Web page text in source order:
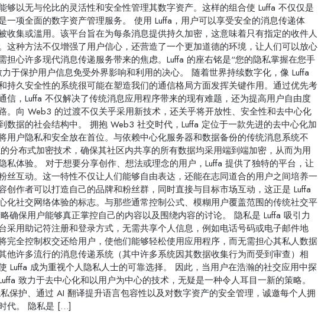
够以无与伦比的灵活性和安全性管理其数字资产。这样的组合使 Luffa 不仅仅是
一项全面的数字资产管理服务。 使用 Luffa，用户可以享受安全的消息传递体
收集或滥用。该平台旨在为每条消息提供持久加密，这意味着只有指定的收件人
这种方法不仅增强了用户信心，还营造了一个更加道德的环境，让人们可以放心
担心许多现代消息传递服务带来的焦虑。Luffa 的座右铭是“您的隐私掌握在您手
于保护用户信息免受外界影响和利用的决心。 随着世界持续数字化，像 Luffa
持久安全性的系统很可能在塑造我们的通信格局方面发挥关键作用。通过优先考
信，Luffa 不仅解决了传统消息应用程序带来的现有难题，还为提高用户自由度
。向 Web3 的过渡不仅关乎采用新技术，还关乎将开放性、安全性和去中心化
数据的社会结构中。 拥抱 Web3 社交时代，Luffa 定位于一款先进的去中心化加
用户隐私和安全放在首位。与依赖中心化服务器和数据备份的传统消息系统不
分布式加密技术，确保其社区内共享的所有数据均采用端到端加密，从而为用
私体验。 对于想要分享创作、想法或理念的用户，Luffa 提供了独特的平台，让
丝互动。这一特性不仅让人们能够自由表达，还能在志同道合的用户之间培养一
创作者可以打造自己的品牌和粉丝群，同时直接与目标市场互动，这正是 Luffa
化社交网络体验的标志。与那些通常控制公式、模糊用户覆盖范围的传统社交平
确保用户能够真正掌控自己的内容以及围绕内容的讨论。 隐私是 Luffa 吸引力
采用助记符注册和登录方式，无需共享个人信息，例如电话号码或电子邮件地
完全控制权交还给用户，使他们能够轻松使用应用程序，而无需担心其私人数据
他许多流行的消息传递系统（其中许多系统因其数据收集行为而受到审查）相
Luffa 成为重视个人隐私人士的可靠选择。 因此，当用户在浩瀚的社交应用中探
致力于去中心化和以用户为中心的技术，无疑是一种令人耳目一新的策略。
保护、通过 AI 翻译提升语言包容性以及对数字资产的安全管理，诚邀每个人拥
代。 隐私是 […]